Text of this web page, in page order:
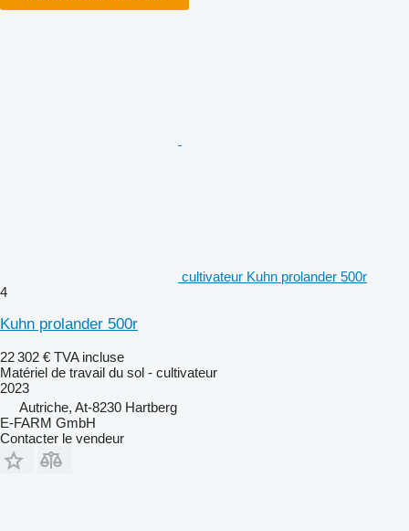
cultivateur Kuhn prolander 500r
4
Kuhn prolander 500r
22 302 € TVA incluse
Matériel de travail du sol - cultivateur
2023
Autriche, At-8230 Hartberg
E-FARM GmbH
Contacter le vendeur